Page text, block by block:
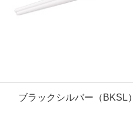
ブラックシルバー（BKSL）